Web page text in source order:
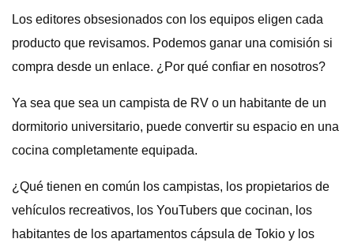
Los editores obsesionados con los equipos eligen cada
producto que revisamos. Podemos ganar una comisión si
compra desde un enlace. ¿Por qué confiar en nosotros?
Ya sea que sea un campista de RV o un habitante de un
dormitorio universitario, puede convertir su espacio en una
cocina completamente equipada.
¿Qué tienen en común los campistas, los propietarios de
vehículos recreativos, los YouTubers que cocinan, los
habitantes de los apartamentos cápsula de Tokio y los